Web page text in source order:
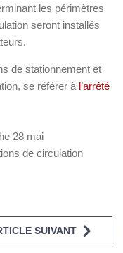
les périmètres
seront installés
de stationnement et
se référer à l’arrêté
28 mai
de circulation
SUIVANT